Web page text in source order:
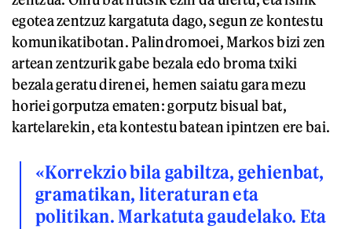
egotea zentzuz kargatuta dago, segun ze kontestu
komunikatibotan. Palindromoei, Markos bizi zen
artean zentzurik gabe bezala edo broma txiki
bezala geratu direnei, hemen saiatu gara mezu
horiei gorputza ematen: gorputz bisual bat,
kartelarekin, eta kontestu batean ipintzen ere bai.
«Korrekzio bila gabiltza, gehienbat,
gramatikan, literaturan eta
politikan. Markatuta gaudelako. Eta